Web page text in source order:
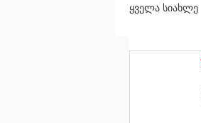
ყველა სიახლე